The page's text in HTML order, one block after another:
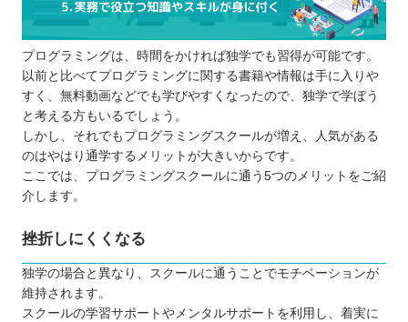
プログラミングは、時間をかければ独学でも習得が可能です。
以前と比べてプログラミングに関する書籍や情報は手に入りや
すく、無料動画などでも学びやすくなったので、独学で学ぼう
と考える方もいるでしょう。
しかし、それでもプログラミングスクールが増え、人気がある
のはやはり通学するメリットが大きいからです。
ここでは、プログラミングスクールに通う5つのメリットをご紹
介します。
挫折しにくくなる
独学の場合と異なり、スクールに通うことでモチベーションが
維持されます。
スクールの学習サポートやメンタルサポートを利用し、着実に